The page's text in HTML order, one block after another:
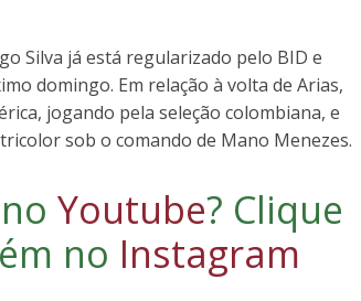
Silva já está regularizado pelo BID e
domingo. Em relação à volta de Arias,
jogando pela seleção colombiana, e
sob o comando de Mano Menezes.
Youtube? Clique
no Instagram